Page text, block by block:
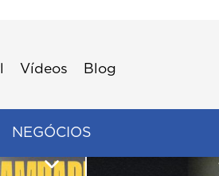
Vídeos Blog
NEGÓCIOS